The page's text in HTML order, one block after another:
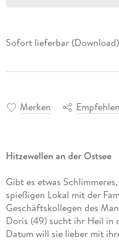
Sofort lieferbar (Download)
Merken Empfehlen
Hitzewellen an der Ostsee
Gibt es etwas
spießigen Lokal mit der
Geschäftskollegen des
Doris (49) sucht ihr Heil in
Datum will sie lieber mit